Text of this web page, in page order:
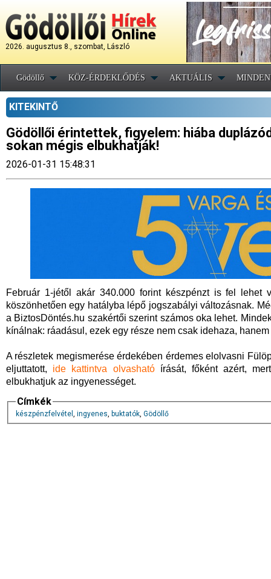
2026. augusztus 8., szombat, László
Gödöllő KÖZ-ÉRDEKLŐDÉS AKTUÁLIS
KITEKINTŐ
Gödöllői érintettek, figyelem: hiába
sokan mégis elbukhatják!
2026-01-31 15:48:31
Február 1-jétől akár 340.000 forint készpénzt is fel lehet
köszönhetően egy hatályba lépő jogszabályi változásnak.
a BiztosDöntés.hu szakértői szerint számos oka lehet.
kínálnak: ráadásul, ezek egy része nem csak idehaza,
A részletek megismerése érdekében érdemes elolvasni
eljuttatott, ide kattintva olvashatóírását, főként azért,
elbukhatjuk az ingyenességet.
Címkék
készpénzfelvétel , ingyenes, buktatók, Gödöllő